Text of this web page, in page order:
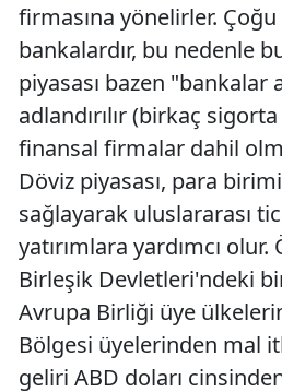
firmasına yönelirler. Çoğu
bankalardır, bu nedenle
piyasası bazen "bankalar
adlandırılır (birkaç
finansal firmalar dahil
Döviz piyasası, para
sağlayarak uluslararası
yatırımlara yardımcı
Birleşik Devletleri'ndeki
Avrupa Birliği üye
Bölgesi üyelerinden mal
geliri ABD doları